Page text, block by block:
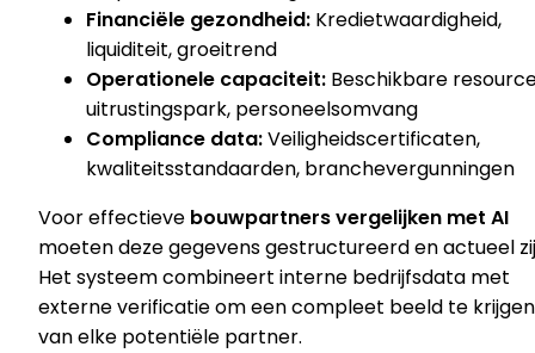
Financiële gezondheid: Kredietwaardigheid,
liquiditeit, groeitrend
Operationele capaciteit: Beschikbare
uitrustingspark, personeelsomvang
Compliance data:Veiligheidscertificaten,
kwaliteitsstandaarden, branchevergunningen
Voor effectieve bouwpartners vergelijken met AI
moeten deze gegevens gestructureerd en actueel
Het systeem combineert interne bedrijfsdata met
externe verificatie om een compleet beeld te krijgen
van elke potentiële partner.